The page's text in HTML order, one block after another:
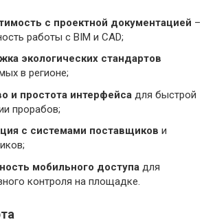
с проектной документацией –
работы с BIM и CAD;
экологических стандартов
в регионе;
и простота интерфейса для быстрой
прорабов;
с системами поставщиков и
мобильного доступа для
контроля на площадке.